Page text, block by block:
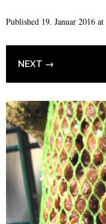
Published 19. Januar 2016 at
NEXT →